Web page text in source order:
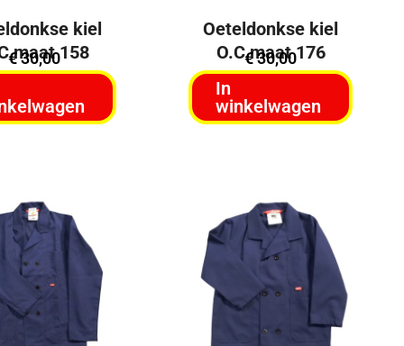
kiel
maat 158
€30,00
Oeteldonkse kiel
O.C maat 176
€30,00
In
winkelwagen